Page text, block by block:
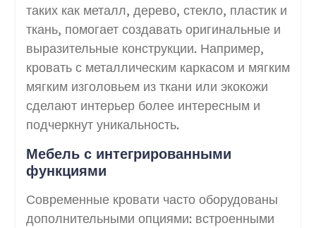
таких как металл, дерево, стекло, пластик и
ткань, помогает создавать оригинальные и
выразительные конструкции. Например,
кровать с металлическим каркасом и мягким
мягким изголовьем из ткани или экокожи
сделают интерьер более интересным и
подчеркнут уникальность.
Мебель с интегрированными
функциями
Современные кровати часто оборудованы
дополнительными опциями: встроенными